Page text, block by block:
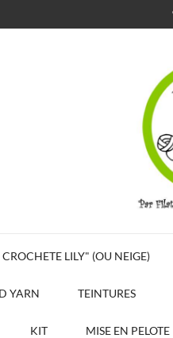
LILY" (OU NEIGE)
YARN TEINTURES
KIT MISE EN PELOTE